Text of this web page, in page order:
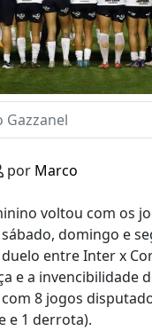
Gazzanel
por Marco
voltou com os
domingo e
entre Inter x
e a invencibilidade
8 jogos
e 1 derrota).